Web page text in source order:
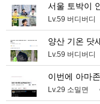
서울 토박이
Lv.59 버디버디
양산 기온 닷
Lv.59 버디버디
이번에 아마
Lv.29 소밀면